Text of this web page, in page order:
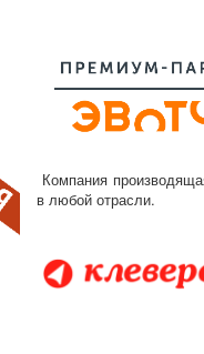
Компания
в любой отрасли.